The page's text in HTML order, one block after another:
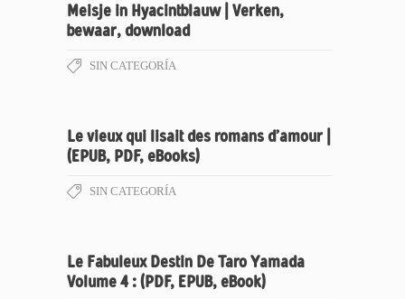
Meisje in Hyacintblauw | Verken,
bewaar, download
SIN CATEGORÍA
Le vieux qui lisait des romans d’amour |
(EPUB, PDF, eBooks)
SIN CATEGORÍA
Le Fabuleux Destin De Taro Yamada
Volume 4 : (PDF, EPUB, eBook)